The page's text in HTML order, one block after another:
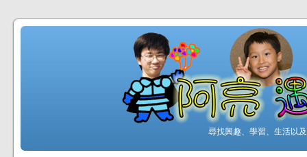
尋找興趣、學習、生活以